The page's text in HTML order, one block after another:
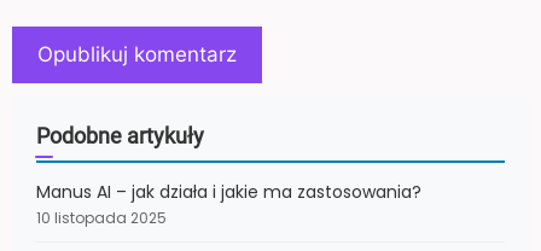
Podobne artykuły
Manus AI – jak działa i jakie ma zastosowania?
10 listopada 2025